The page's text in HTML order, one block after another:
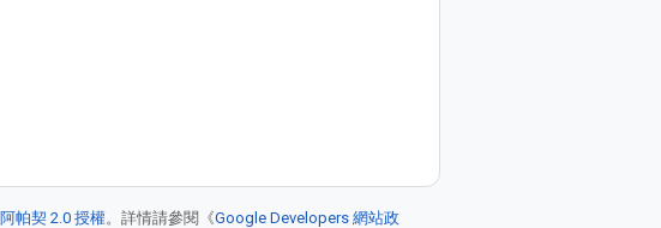
阿帕契 2.0 授權。詳情請參閱《Google Developers 網站政